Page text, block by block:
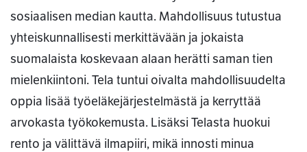
sosiaalisen median kautta. Mahdollisuus tutustua
yhteiskunnallisesti merkittävään ja jokaista
suomalaista koskevaan alaan herätti saman tien
mielenkiintoni. Tela tuntui oivalta mahdollisuudelta
oppia lisää työeläkejärjestelmästä ja kerryttää
arvokasta työkokemusta. Lisäksi Telasta huokui
rento ja välittävä ilmapiiri, mikä innosti minua